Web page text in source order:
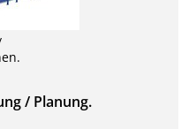
/ Planung.